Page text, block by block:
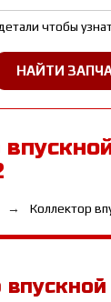
чтобы
Коллектор